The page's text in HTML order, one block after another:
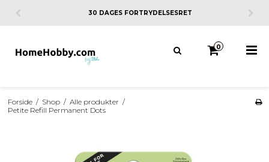
30 DAGES FORTRYDELSESRET
0
Forside / Shop / Alle produkter /
Petite Refill Permanent Dots